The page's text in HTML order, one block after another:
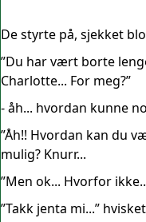
De styrte på, sjekket
”Du har vært borte
Charlotte... For meg?”
- åh... hvordan kunne
”Åh!! Hvordan kan du
mulig? Knurr...
”Men ok... Hvorfor
”Takk jenta mi...”